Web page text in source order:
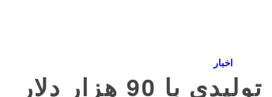
اخبار
90 هزار دلار